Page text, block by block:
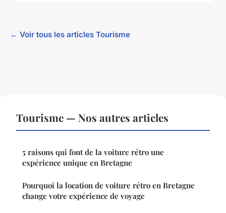
← Voir tous les articles Tourisme
Tourisme — Nos autres articles
5 raisons qui font de la voiture rétro une
expérience unique en Bretagne
Pourquoi la location de voiture rétro en Bretagne
change votre expérience de voyage